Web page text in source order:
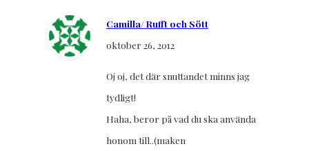
Camilla/ Rufft och Sött
oktober 26, 2012
Oj oj, det där snuttandet minns jag
tydligt!
Haha, beror på vad du ska använda
honom till..(maken